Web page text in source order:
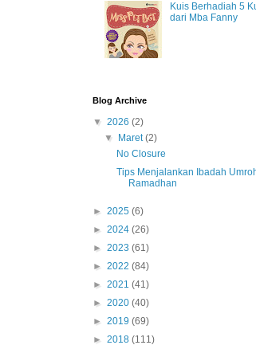
Kuis Berhadiah 5
dari Mba Fanny
Blog Archive
▼ 2026 (2)
▼ Maret(2)
No Closure
Tips Menjalankan Ibadah
Ramadhan
► 2025 (6)
► 2024 (26)
► 2023 (61)
► 2022 (84)
► 2021 (41)
► 2020 (40)
► 2019 (69)
► 2018 (111)